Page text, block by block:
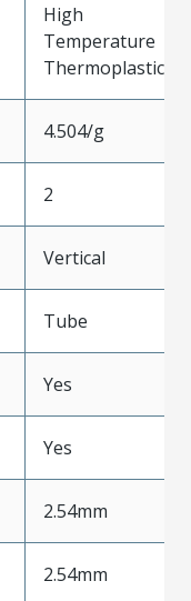
High
Temperature
Thermoplastic
4.504/g
2
Vertical
Tube
Yes
Yes
2.54mm
2.54mm